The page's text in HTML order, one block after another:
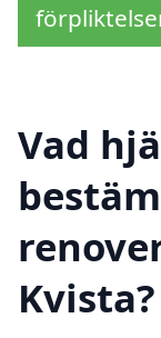
Vad
Kvista?